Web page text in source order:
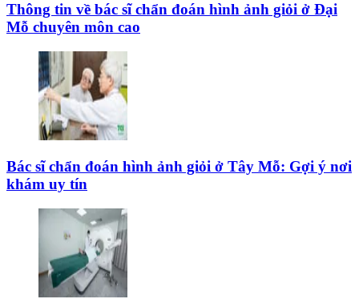
Thông tin về bác sĩ chẩn đoán hình ảnh giỏi ở Đại
Mỗ chuyên môn cao
Bác sĩ chẩn đoán hình ảnh giỏi ở Tây Mỗ: Gợi ý nơi
khám uy tín